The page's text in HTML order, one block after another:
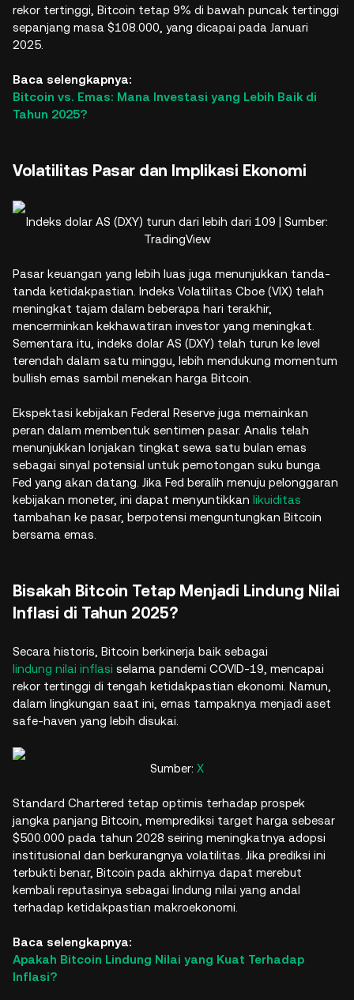
rekor tertinggi, Bitcoin tetap 9% di bawah puncak tertinggi
sepanjang masa $108.000, yang dicapai pada Januari
2025.
Baca selengkapnya:
Bitcoin vs. Emas: Mana Investasi yang Lebih Baik di
Tahun 2025?
Volatilitas Pasar dan Implikasi Ekonomi
Indeks dolar AS (DXY) turun dari lebih dari 109 | Sumber:
TradingView
Pasar keuangan yang lebih luas juga menunjukkan tanda-
tanda ketidakpastian. Indeks Volatilitas Cboe (VIX) telah
meningkat tajam dalam beberapa hari terakhir,
mencerminkan kekhawatiran investor yang meningkat.
Sementara itu, indeks dolar AS (DXY) telah turun ke level
terendah dalam satu minggu, lebih mendukung momentum
bullish emas sambil menekan harga Bitcoin.
Ekspektasi kebijakan Federal Reserve juga memainkan
peran dalam membentuk sentimen pasar. Analis telah
menunjukkan lonjakan tingkat sewa satu bulan emas
sebagai sinyal potensial untuk pemotongan suku bunga
Fed yang akan datang. Jika Fed beralih menuju pelonggaran
kebijakan moneter, ini dapat menyuntikkan likuiditas
tambahan ke pasar, berpotensi menguntungkan Bitcoin
bersama emas.
Bisakah Bitcoin Tetap Menjadi Lindung Nilai
Inflasi di Tahun 2025?
Secara historis, Bitcoin berkinerja baik sebagai
lindung nilai inflasi selama pandemi COVID-19, mencapai
rekor tertinggi di tengah ketidakpastian ekonomi. Namun,
dalam lingkungan saat ini, emas tampaknya menjadi aset
safe-haven yang lebih disukai.
Sumber: X
Standard Chartered tetap optimis terhadap prospek
jangka panjang Bitcoin, memprediksi target harga sebesar
$500.000 pada tahun 2028 seiring meningkatnya adopsi
institusional dan berkurangnya volatilitas. Jika prediksi ini
terbukti benar, Bitcoin pada akhirnya dapat merebut
kembali reputasinya sebagai lindung nilai yang andal
terhadap ketidakpastian makroekonomi.
Baca selengkapnya:
Apakah Bitcoin Lindung Nilai yang Kuat Terhadap
Inflasi?